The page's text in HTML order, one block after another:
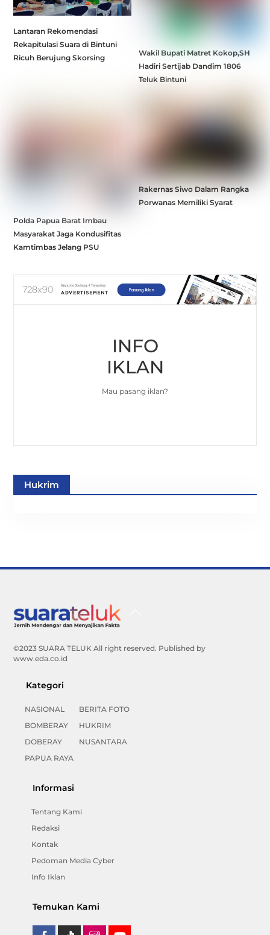
Lantaran Rekomendasi
Rekapitulasi Suara di Bintuni
Ricuh Berujung Skorsing
Wakil Bupati Matret Kokop,SH
Hadiri Sertijab Dandim 1806
Teluk Bintuni
Polda Papua Barat Imbau
Masyarakat Jaga Kondusifitas
Kamtimbas Jelang PSU
Rakernas Siwo Dalam Rangka
Porwanas Memiliki Syarat
INFO
IKLAN
Mau pasang iklan?
Hukrim
©2023 SUARA TELUK All right reserved. Published by
www.eda.co.id
Kategori
NASIONAL
BOMBERAY
DOBERAY
PAPUA RAYA
BERITA FOTO
HUKRIM
NUSANTARA
Informasi
Tentang Kami
Redaksi
Kontak
Pedoman Media Cyber
Info Iklan
Temukan Kami